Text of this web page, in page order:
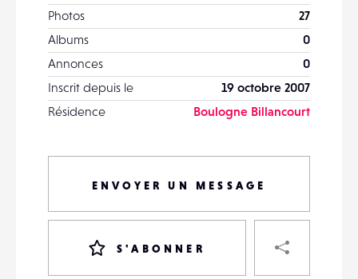
Photos
27
Albums
0
Annonces
0
Inscrit depuis le
19 octobre 2007
Résidence
Boulogne Billancourt
ENVOYER UN MESSAGE
S'ABONNER